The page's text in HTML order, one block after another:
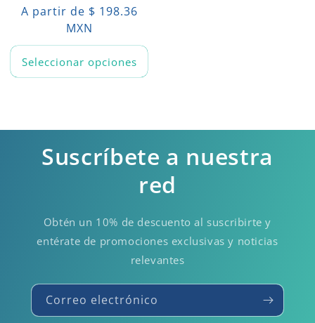
Precio
A partir de $ 198.36
MXN
Seleccionar opciones
Suscríbete a nuestra
red
Obtén un 10% de descuento al suscribirte y
entérate de promociones exclusivas y noticias
relevantes
Correo electrónico